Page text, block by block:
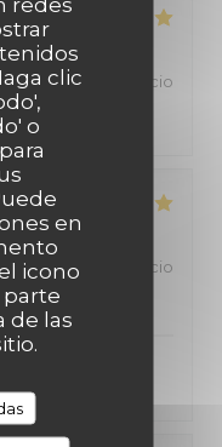
clic
o
en
icono
parte
de las
:5/5 Calidad / Precio
: 5/5 Calidad / Precio